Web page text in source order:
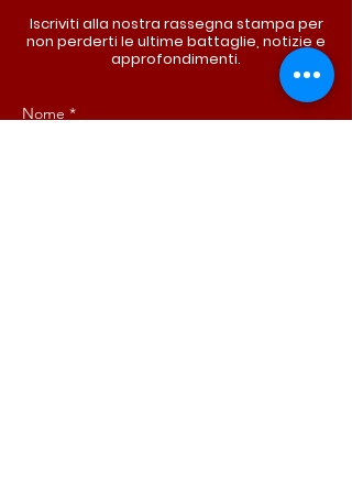
Iscriviti alla nostra rassegna stampa per
non perderti le ultime battaglie, notizie e
approfondimenti.
Nome *